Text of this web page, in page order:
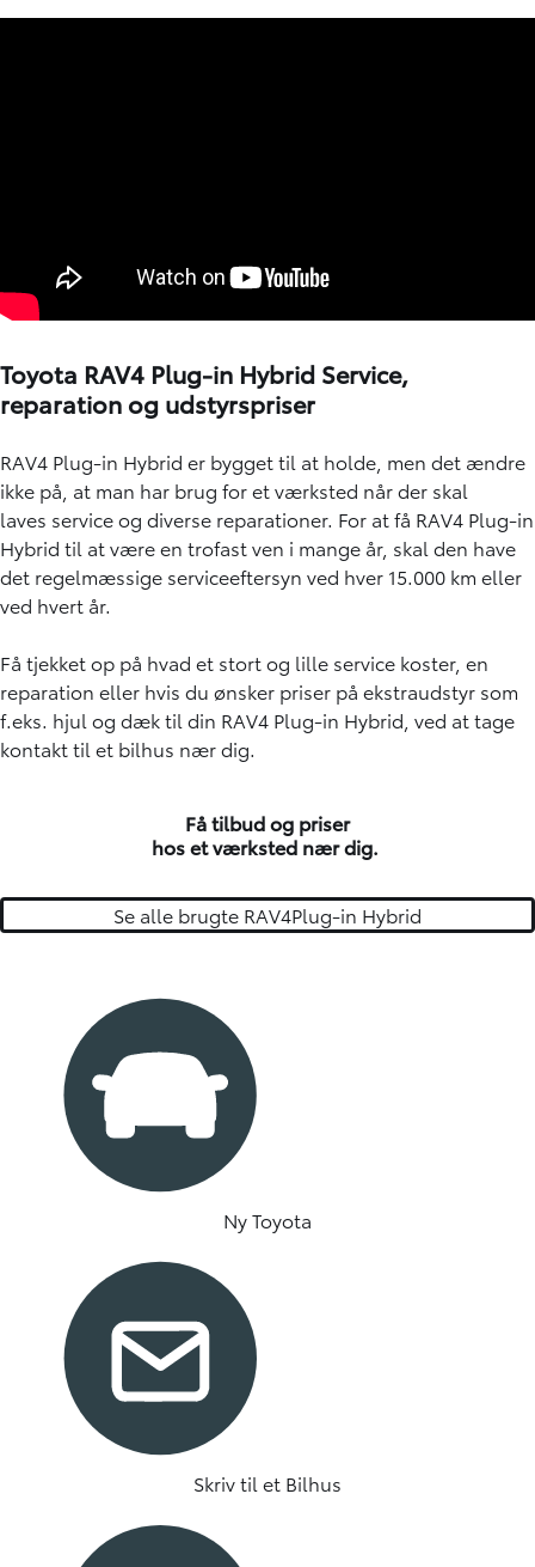
Toyota RAV4 Plug-in Hybrid Service,
reparation og udstyrspriser
RAV4 Plug-in Hybrid er bygget til at holde, men det ændre
ikke på, at man har brug for etværksted når der skal
laves service og diverse reparationer. For at få RAV4 Plug-in
Hybrid til at være en trofast ven i mange år, skal den have
det regelmæssige serviceeftersyn ved hver 15.000 km eller
ved hvert år.
Få tjekket op på hvad et stort og lille service koster, en
reparation eller hvis du ønsker priser på ekstraudstyr som
f.eks. hjul og dæk til din RAV4 Plug-in Hybrid, ved at tage
kontakt til et bilhus nær dig.
Få tilbud og priser
hos et værksted nær dig.
Se alle brugte RAV4Plug-in Hybrid
Ny Toyota
Skriv til et Bilhus